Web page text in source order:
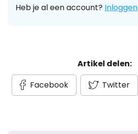
Heb je al een account? Inloggen
Artikel delen:
Facebook
Twitter